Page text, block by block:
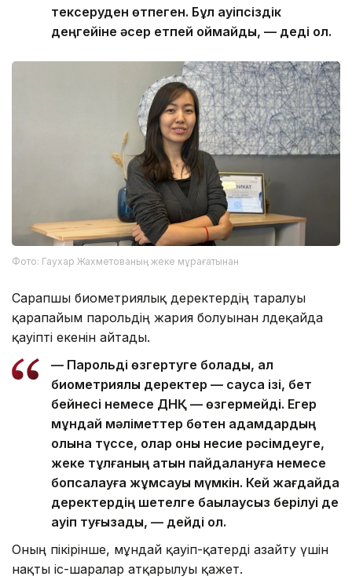
тексеруден өтпеген. Бұл қауіпсіздік
деңгейіне әсер етпей қоймайды, — деді ол.
Фото: Гаухар Жахметованың жеке мұрағатынан
Сарапшы биометриялық деректердің таралуы
қарапайым парольдің жария болуынан әлдеқайда
қауіпті екенін айтады.
— Парольді өзгертуге болады, ал
биометриялық деректер — саусақ ізі, бет
бейнесі немесе ДНҚ — өзгермейді. Егер
мұндай мәліметтер бөтен адамдардың
қолына түссе, олар оны несие рәсімдеуге,
жеке тұлғаның атын пайдалануға немесе
бопсалауға жұмсауы мүмкін. Кей жағдайда
деректердің шетелге бақылаусыз берілуі де
қауіп туғызады, — дейді ол.
Оның пікірінше, мұндай қауіп-қатерді азайту үшін
нақты іс-шаралар атқарылуы қажет.